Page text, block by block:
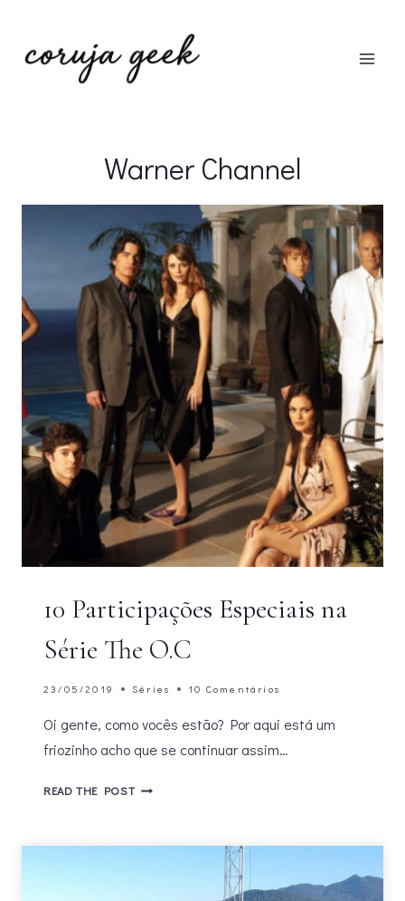
Warner Channel
10 Participações Especiais na
Série The O.C
23/05/2019 Séries 10 Comentários
Oi gente, como vocês estão? Por aqui está um
friozinho acho que se continuar assim…
READ THE POST10
NA